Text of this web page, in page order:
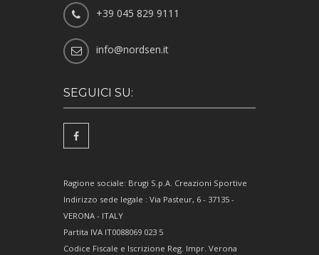
+39 045 829 9111
info@nordsen.it
SEGUICI SU:
Ragione sociale: Brugi S.p.A. Creazioni Sportive
Indirizzo sede legale : Via Pasteur, 6 - 37135 -
VERONA - ITALY
Partita IVA IT0088069 023 5
Codice Fiscale e Iscrizione Reg. Impr. Verona